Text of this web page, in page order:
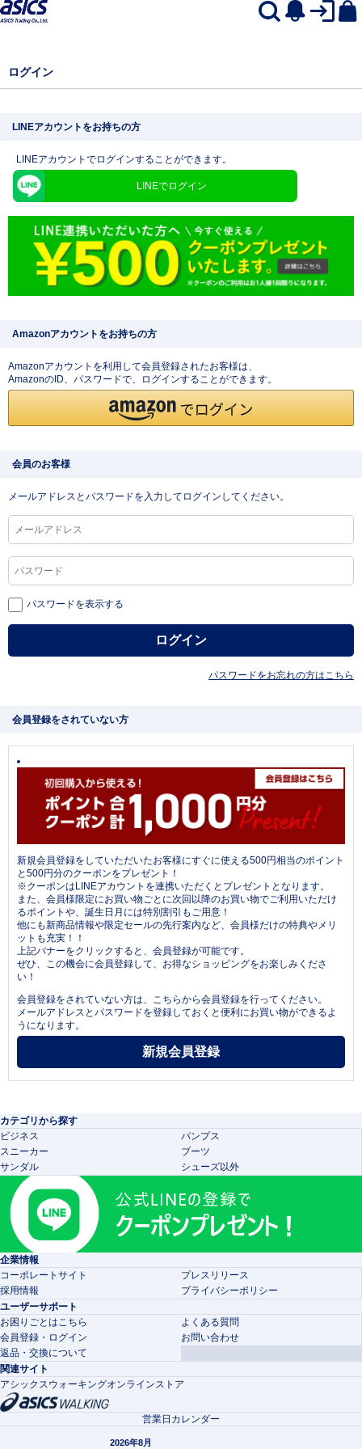
ログイン
LINEアカウントをお持ちの方
LINEアカウントでログインすることができます。
LINEでログイン
Amazonアカウントをお持ちの方
Amazonアカウントを利用して会員登録されたお客様は、
AmazonのID、パスワードで、ログインすることができます。
会員のお客様
メールアドレスとパスワードを入力してログインしてください。
パスワードを表示する
パスワードをお忘れの方はこちら
会員登録をされていない方
新規会員登録をしていただいたお客様にすぐに使える500円相当のポイント
と500円分のクーポンをプレゼント！
※クーポンはLINEアカウントを連携いただくとプレゼントとなります。
また、会員様限定にお買い物ごとに次回以降のお買い物でご利用いただけ
るポイントや、誕生日月には特別割引もご用意！
他にも新商品情報や限定セールの先行案内など、会員様だけの特典やメリ
ットも充実！！
上記バナーをクリックすると、会員登録が可能です。
ぜひ、この機会に会員登録して、お得なショッピングをお楽しみくださ
い！
会員登録をされていない方は、こちらから会員登録を行ってください。
メールアドレスとパスワードを登録しておくと便利にお買い物ができるよ
うになります。
カテゴリから探す
ビジネス
パンプス
スニーカー
ブーツ
サンダル
シューズ以外
企業情報
コーポレートサイト
プレスリリース
採用情報
プライバシーポリシー
ユーザーサポート
お困りごとはこちら
よくある質問
会員登録・ログイン
お問い合わせ
返品・交換について
関連サイト
アシックスウォーキングオンラインストア
営業日カレンダー
2026年8月